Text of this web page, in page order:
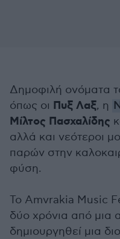
Δημοφιλή ονόματα
όπως οι Πυξ Λαξ, η
Μίλτος Πασχαλίδης
αλλά και νεότεροι
παρών στην
φύση.
Το Amvrakia Music
δύο χρόνια από μια
δημιουργηθεί μια